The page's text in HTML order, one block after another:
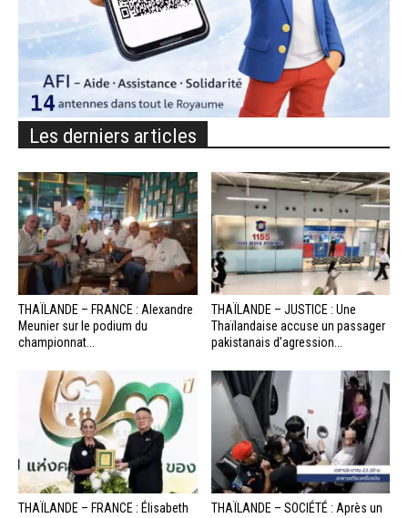
Les derniers articles
THAÏLANDE – FRANCE : Alexandre
Meunier sur le podium du
championnat...
THAÏLANDE – JUSTICE : Une
Thaïlandaise accuse un passager
pakistanais d’agression...
THAÏLANDE – FRANCE : Élisabeth
THAÏLANDE – SOCIÉTÉ : Après un